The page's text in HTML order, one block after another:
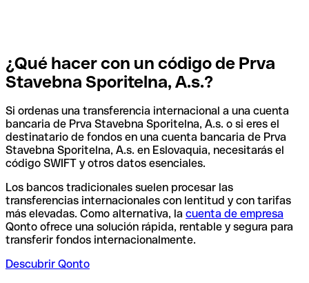
¿Qué hacer con un código de Prva
Stavebna Sporitelna, A.s.?
Si ordenas una transferencia internacional a una cuenta
bancaria de Prva Stavebna Sporitelna, A.s. o si eres el
destinatario de fondos en una cuenta bancaria de Prva
Stavebna Sporitelna, A.s. en Eslovaquia, necesitarás el
código SWIFT y otros datos esenciales.
Los bancos tradicionales suelen procesar las
transferencias internacionales con lentitud y con tarifas
más elevadas. Como alternativa, la cuenta de empresa
Qonto ofrece una solución rápida, rentable y segura para
transferir fondos internacionalmente.
Descubrir Qonto